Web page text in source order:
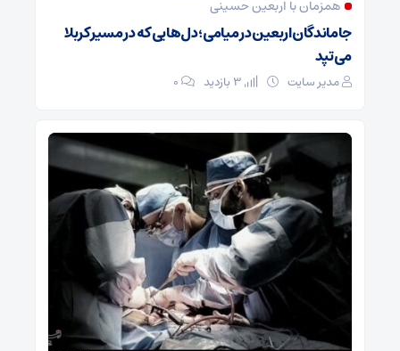
همزمان با اربعین حسینی
جاماندگان اربعین در میامی؛ دل‌هایی که در مسیر کربلا
می‌تپد
مدیر سایت ۰